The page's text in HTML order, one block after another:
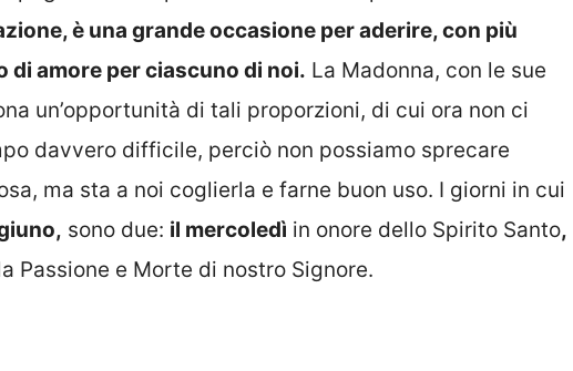
è una grande occasione per aderire, con più
di amore per ciascuno di noi. La Madonna, con le sue
un’opportunità di tali proporzioni, di cui ora non ci
davvero difficile, perciò non possiamo sprecare
ma sta a noi coglierla e farne buon uso. I giorni in cui
sono due: il mercoledì in onore dello Spirito Santo,
Passione e Morte di nostro Signore.